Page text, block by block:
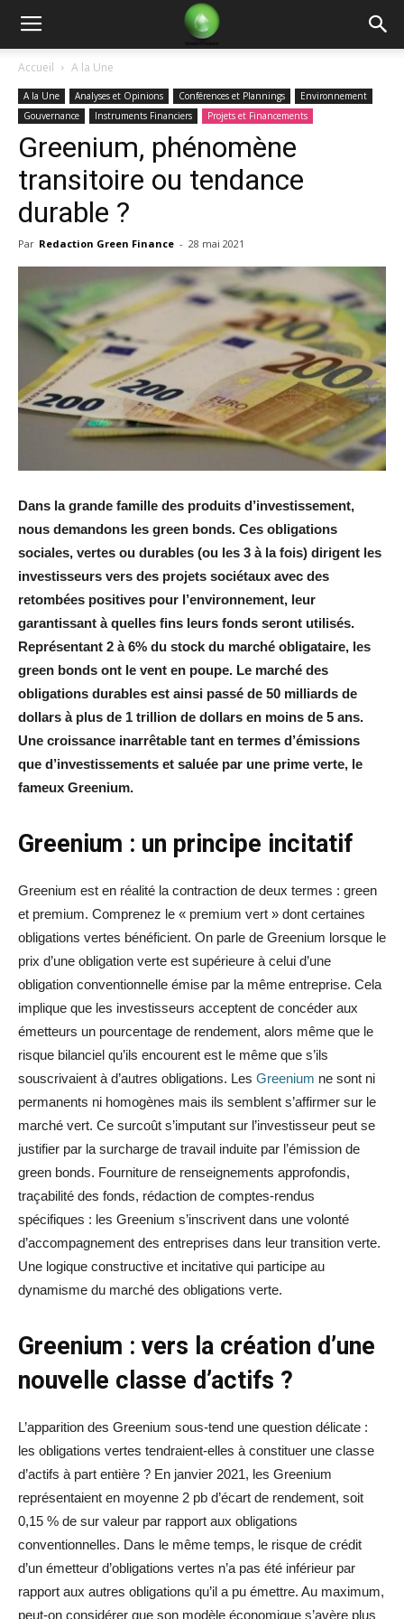
Green
Finance
Accueil A la Une
A la Une Analyses et Opinions Conférences et Plannings
Environnement
Gouvernance
Instruments Financiers Projets et Financements
Greenium, phénomène
transitoire ou tendance
durable ?
Par Redaction Green Finance - 28 mai 2021
Dans la grande famille des produits d’investissement,
nous demandons les green bonds. Ces obligations
sociales, vertes ou durables (ou les 3 à la fois) dirigent les
investisseurs vers des projets sociétaux avec des
retombées positives pour l’environnement, leur
garantissant à quelles fins leurs fonds seront utilisés.
Représentant 2 à 6% du stock du marché obligataire, les
green bonds ont le vent en poupe. Le marché des
obligations durables est ainsi passé de 50 milliards de
dollars à plus de 1 trillion de dollars en moins de 5 ans.
Une croissance inarrêtable tant en termes d’émissions
que d’investissements et saluée par une prime verte, le
fameux Greenium.
Greenium : un principe incitatif
Greenium est en réalité la contraction de deux termes : green
et premium. Comprenez le « premium vert » dont certaines
obligations vertes bénéficient. On parle de Greenium lorsque le
prix d’une obligation verte est supérieure à celui d’une
obligation conventionnelle émise par la même entreprise. Cela
implique que les investisseurs acceptent de concéder aux
émetteurs un pourcentage de rendement, alors même que le
risque bilanciel qu’ils encourent est le même que s’ils
souscrivaient à d’autres obligations. Les Greenium ne sont ni
permanents ni homogènes mais ils semblent s’affirmer sur le
marché vert. Ce surcoût s’imputant sur l’investisseur peut se
justifier par la surcharge de travail induite par l’émission de
green bonds. Fourniture de renseignements approfondis,
traçabilité des fonds, rédaction de comptes-rendus
spécifiques : les Greenium s’inscrivent dans une volonté
d’accompagnement des entreprises dans leur transition verte.
Une logique constructive et incitative qui participe au
dynamisme du marché des obligations verte.
Greenium : vers la création d’une
nouvelle classe d’actifs ?
L’apparition des Greenium sous-tend une question délicate :
les obligations vertes tendraient-elles à constituer une classe
d’actifs à part entière ? En janvier 2021, les Greenium
représentaient en moyenne 2 pb d’écart de rendement, soit
0,15 % de sur valeur par rapport aux obligations
conventionnelles. Dans le même temps, le risque de crédit
d’un émetteur d’obligations vertes n’a pas été inférieur par
rapport aux autres obligations qu’il a pu émettre. Au maximum,
peut-on considérer que son modèle économique s’avère plus